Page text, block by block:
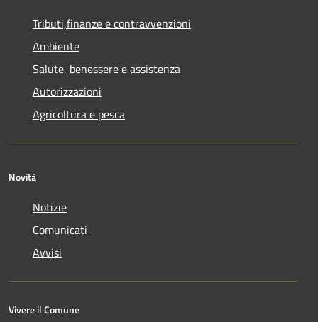
Tributi,finanze e contravvenzioni
Ambiente
Salute, benessere e assistenza
Autorizzazioni
Agricoltura e pesca
Novità
Notizie
Comunicati
Avvisi
Vivere il Comune